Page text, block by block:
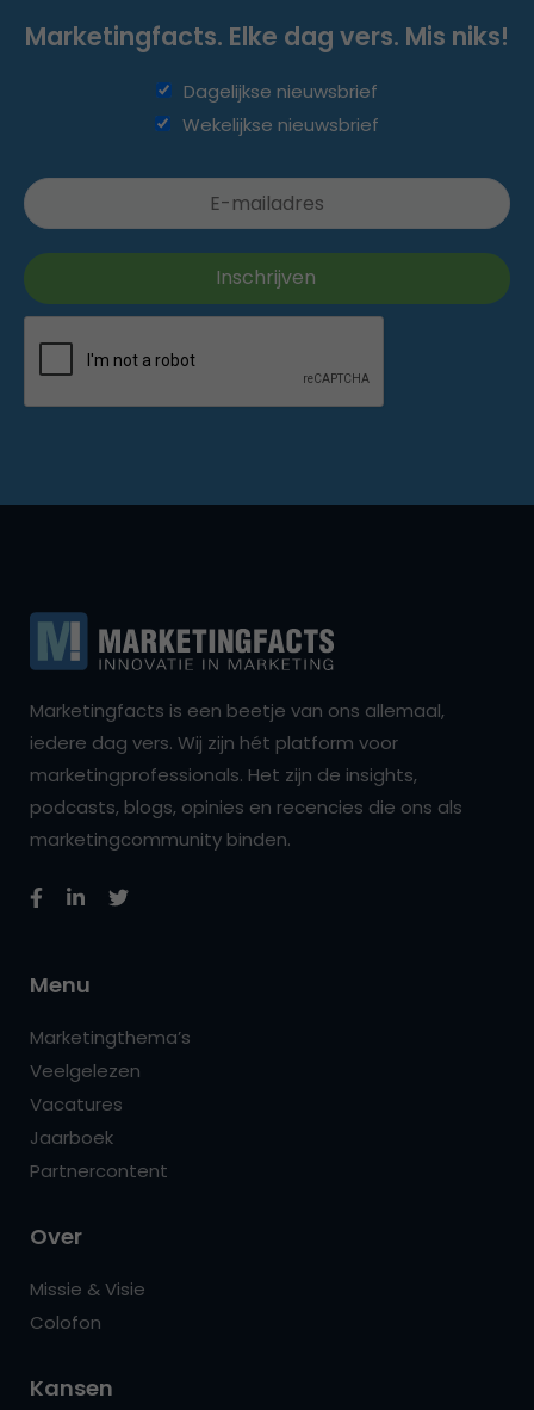
Marketingfacts. Elke dag vers. Mis niks!
Dagelijkse nieuwsbrief
Wekelijkse nieuwsbrief
Marketingfacts is een beetje van ons allemaal,
iedere dag vers. Wij zijn hét platform voor
marketingprofessionals. Het zijn de insights,
podcasts, blogs, opinies en recencies die ons als
marketingcommunity binden.
Menu
Marketingthema’s
Veelgelezen
Vacatures
Jaarboek
Partnercontent
Over
Missie & Visie
Colofon
Kansen